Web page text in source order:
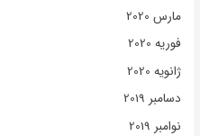
مارس 2020
فوریه 2020
ژانویه 2020
دسامبر 2019
نوامبر 2019